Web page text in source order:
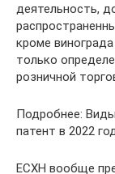
деятельность,
кроме
только
розничной
Подробнее:
патент в 2022
ЕСХН вообще